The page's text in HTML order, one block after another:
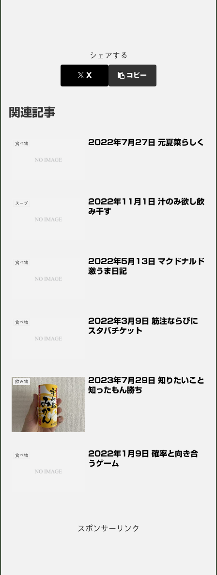
シェアする
X コピー
関連記事
食べ物 2022年7月27日 元夏菜らしく
スープ
2022年11月1日 汁のみ欲し飲
み干す
食べ物
2022年5月13日 マクドナルド
激うま日記
食べ物
2022年3月9日 筋注ならびに
スタバチケット
飲み物
2023年7月29日 知りたいこと
知ったもん勝ち
食べ物
2022年1月9日 確率と向き合
うゲーム
スポンサーリンク